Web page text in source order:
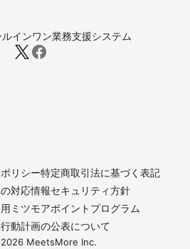
インワン業務支援システム
リシー特定商取引法に基づく表記
対応情報セキュリティ方針
ミツモアポイントプログラム
動計画の公表について
2026 MeetsMore Inc.